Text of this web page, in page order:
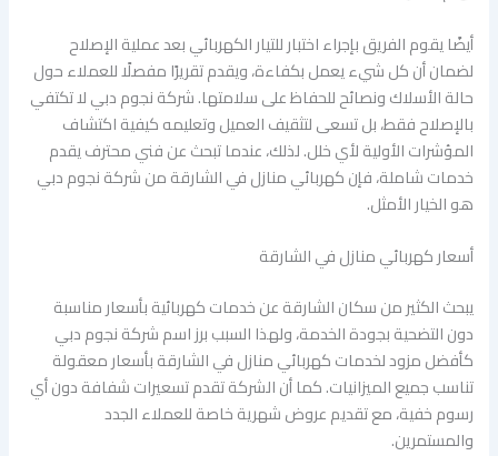
أيضًا يقوم الفريق بإجراء اختبار للتيار الكهربائي بعد عملية الإصلاح
لضمان أن كل شيء يعمل بكفاءة، ويقدم تقريرًا مفصلًا للعملاء حول
حالة الأسلاك ونصائح للحفاظ على سلامتها. شركة نجوم دبي لا تكتفي
بالإصلاح فقط، بل تسعى لتثقيف العميل وتعليمه كيفية اكتشاف
المؤشرات الأولية لأي خلل. لذلك، عندما تبحث عن فني محترف يقدم
خدمات شاملة، فإن كهربائي منازل في الشارقة من شركة نجوم دبي
هو الخيار الأمثل.
أسعار كهربائي منازل في الشارقة
يبحث الكثير من سكان الشارقة عن خدمات كهربائية بأسعار مناسبة
دون التضحية بجودة الخدمة، ولهذا السبب برز اسم شركة نجوم دبي
كأفضل مزود لخدمات كهربائي منازل في الشارقة بأسعار معقولة
تناسب جميع الميزانيات. كما أن الشركة تقدم تسعيرات شفافة دون أي
رسوم خفية، مع تقديم عروض شهرية خاصة للعملاء الجدد
والمستمرين.